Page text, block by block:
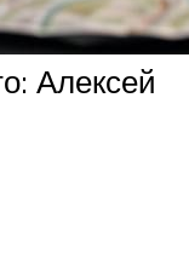
Алексей